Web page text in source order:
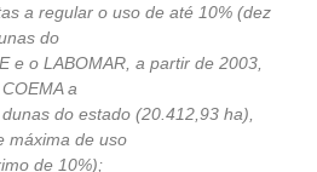
a regular o uso de até 10% (dez
do
e o LABOMAR, a partir de 2003,
a
do estado (20.412,93 ha),
máxima de uso
de 10%);